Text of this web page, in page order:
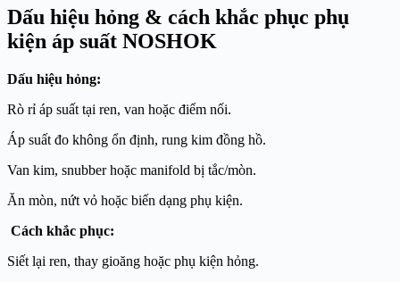
Dấu hiệu hỏng & cách khắc phục phụ
kiện áp suất NOSHOK
Dấu hiệu hỏng:
Rò rỉ áp suất tại ren, van hoặc điểm nối.
Áp suất đo không ổn định, rung kim đồng hồ.
Van kim, snubber hoặc manifold bị tắc/mòn.
Ăn mòn, nứt vỏ hoặc biến dạng phụ kiện.
Cách khắc phục:
Siết lại ren, thay gioăng hoặc phụ kiện hỏng.